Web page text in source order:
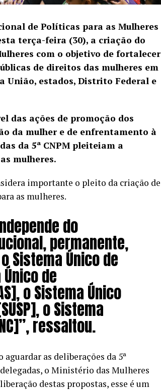
de Políticas para as Mulheres
terça-feira (30), a criação do
com o objetivo de fortalecer
de direitos das mulheres em
União, estados, Distrito Federal e
das ações de promoção dos
da mulher e de enfrentamento à
da 5ª CNPM pleiteiam a
mulheres.
importante o pleito da criação de
as mulheres.
do
permanente,
Sistema Único de
de
o Sistema Único
o Sistema
ressaltou.
as deliberações da 5ª
o Ministério das Mulheres
destas propostas, esse é um